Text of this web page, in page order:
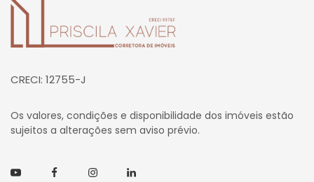
CRECI: 12755-J
Os valores, condições e disponibilidade dos imóveis estão
sujeitos a alterações sem aviso prévio.
YoutubeFacebookInstagramLinkedin